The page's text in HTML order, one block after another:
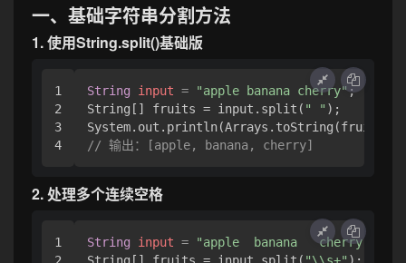
一、基础字符串分割方法
1. 使用String.split()基础版
1
2
3
String input = "apple banana cherry";
String[] fruits = input.split( " " );
// 输出：[apple, banana, cherry]
2. 处理多个连续空格
1
2
String input = "apple  banana   cherry"
String[] fruits = input.split( "\\s+" );